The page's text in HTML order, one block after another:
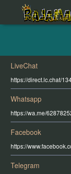
LiveChat
https://direct.lc.chat/
Whatsapp
https://wa.me/
Facebook
https://
Telegram